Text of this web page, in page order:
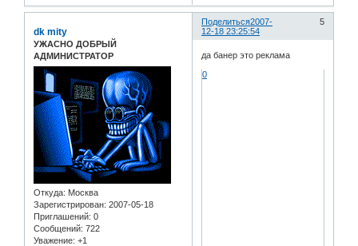
Поделиться 5
2007-
12-18 23:25:54
dk mity
УЖАСНО ДОБРЫЙ
АДМИНИСТРАТОР
Откуда: Москва
Зарегистрирован: 2007-05-18
Приглашений: 0
Сообщений: 722
Уважение: +1
да банер это реклама
0